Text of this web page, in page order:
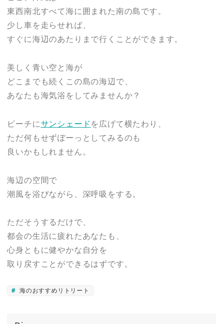
東西南北すべて海に囲まれた南の島です。
少し車を走らせれば、
すぐに海辺のあたりまで行くことができます。
美しく青い空と海が
どこまでも続くこの島の海辺で、
あなたも海気浴をしてみませんか？
ビーチにサンシェードを広げて横たわり、
ただ何もせずぼーっとしてみるのも
良いかもしれません。
海辺の空間で
潮風を浴びながら、深呼吸をする。
ただそうするだけで、
都会の生活に疲れたあなたも、
心身ともに健やかな自分を
取り戻すことができるはずです。
海のおすすめリトリート